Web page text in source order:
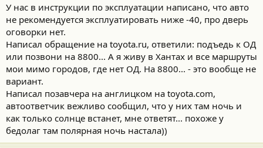
У нас в инструкции по эксплуатации написано, что авто
не рекомендуется эксплуатировать ниже -40, про дверь
оговорки нет.
Написал обращение на toyota.ru, ответили: подъедь к ОД
или позвони на 8800... А я живу в Хантах и все маршруты
мои мимо городов, где нет ОД. На 8800... - это вообще не
вариант.
Написал позавчера на англицком на toyota.com,
автоответчик вежливо сообщил, что у них там ночь и
как только солнце встанет, мне ответят... похоже у
бедолаг там полярная ночь настала))